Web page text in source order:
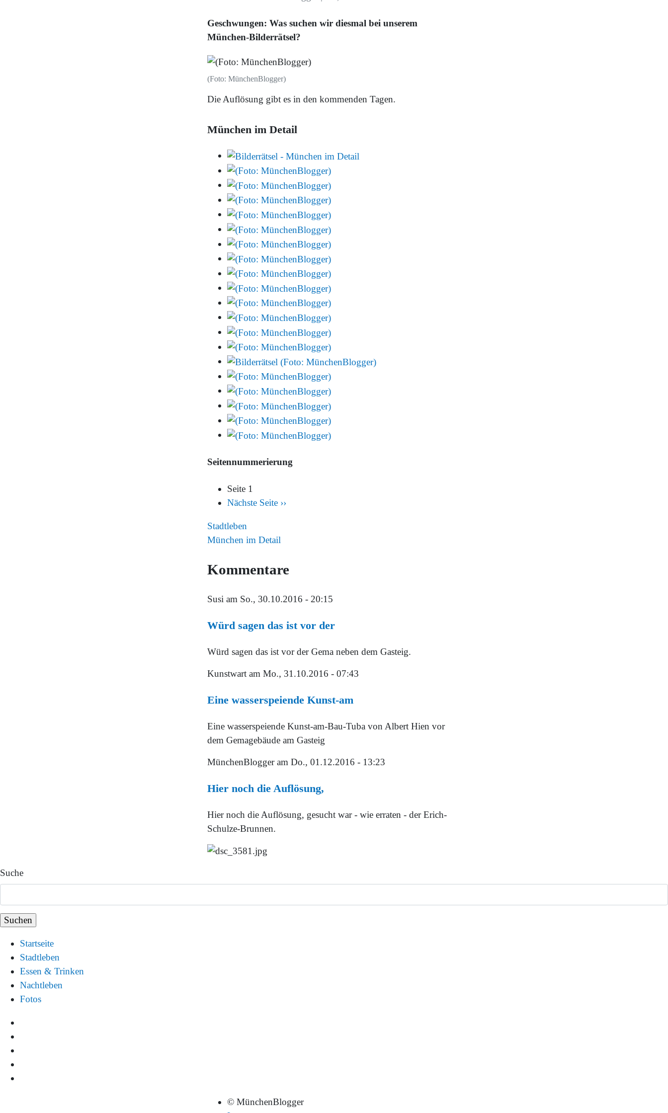
Geschwungen: Was suchen wir diesmal bei unserem
München-Bilderrätsel?
(Foto: MünchenBlogger)
Die Auflösung gibt es in den kommenden Tagen.
München im Detail
Seitennummerierung
Seite 1
Nächste Seite ››
Stadtleben
München im Detail
Kommentare
Susi am So., 30.10.2016 - 20:15
Würd sagen das ist vor der
Würd sagen das ist vor der Gema neben dem Gasteig.
Kunstwart am Mo., 31.10.2016 - 07:43
Eine wasserspeiende Kunst-am
Eine wasserspeiende Kunst-am-Bau-Tuba von Albert Hien vor
dem Gemagebäude am Gasteig
MünchenBloggeram Do., 01.12.2016 - 13:23
Hier noch die Auflösung,
Hier noch die Auflösung, gesucht war - wie erraten - der Erich-
Schulze-Brunnen.
Suche
Startseite
Stadtleben
Essen & Trinken
Nachtleben
Fotos
© MünchenBlogger